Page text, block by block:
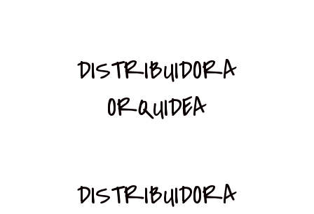
DISTRIBUIDORA
ORQUIDEA
DISTRIBUIDORA